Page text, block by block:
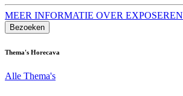
MEER INFORMATIE OVER EXPOSEREN
Bezoeken
Thema's Horecava
Alle Thema's